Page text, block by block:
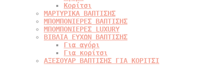
Κορίτσι
ΜΑΡΤΥΡΙΚΑ ΒΑΠΤΙΣΗΣ
ΜΠΟΜΠΟΝΙΕΡΕΣ ΒΑΠΤΙΣΗΣ
ΜΠΟΜΠΟΝΙΕΡΕΣ LUXURY
ΒΙΒΛΙΑ ΕΥΧΩΝ ΒΑΠΤΙΣΗΣ
Για αγόρι
Για κορίτσι
ΑΞΕΣΟΥΑΡ ΒΑΠΤΙΣΗΣ ΓΙΑ ΚΟΡΙΤΣΙ